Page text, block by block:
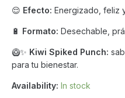
😌 Efecto: Energizado, feliz
🔋 Formato: Desechable,
🥝✨ Kiwi Spiked Punch:
para tu bienestar.
Availability: In stock